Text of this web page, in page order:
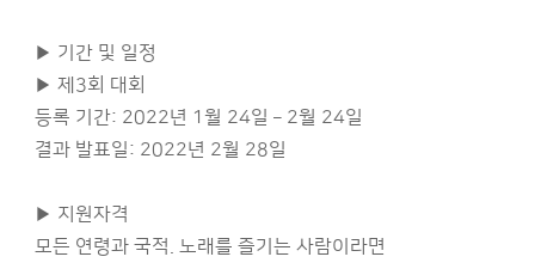
▶ 기간 및 일정
▶ 제3회 대회
등록 기간: 2022년 1월 24일 – 2월 24일
결과 발표일: 2022년 2월 28일
▶ 지원자격
모든 연령과 국적. 노래를 즐기는 사람이라면